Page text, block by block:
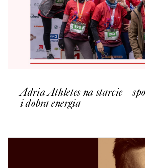
Adria Athletes na starcie –
i dobra energia